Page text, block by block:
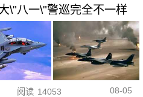
\"八一\"警巡完全不一样
阅读 14053 08-05